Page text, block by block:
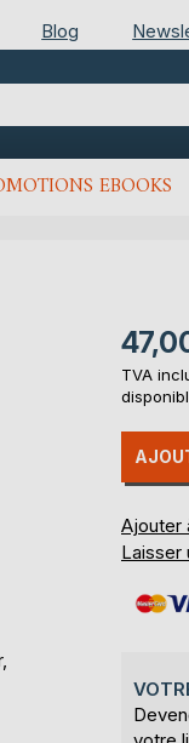
Blog
EBOOKS
TVA
Ajouter
Laisser